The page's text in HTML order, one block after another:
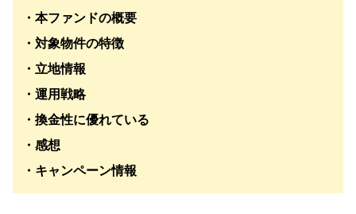
・本ファンドの概要
・対象物件の特徴
・立地情報
・運用戦略
・換金性に優れている
・感想
・キャンペーン情報